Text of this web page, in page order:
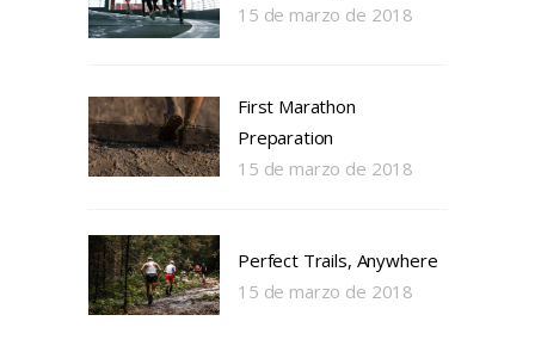
15 de marzo de 2018
First Marathon
Preparation
15 de marzo de 2018
Perfect Trails, Anywhere
15 de marzo de 2018